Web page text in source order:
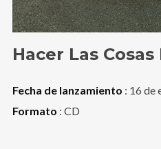
Hacer Las Cosas
Fecha de lanzamiento : 16 de
Formato : CD